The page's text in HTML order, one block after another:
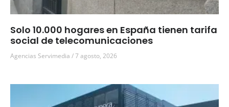
Solo 10.000 hogares en España tienen tarifa
social de telecomunicaciones
Agencias Servimedia 7 agosto, 2026